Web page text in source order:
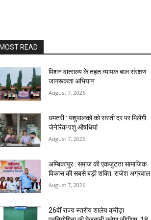
READ
मिशन वात्सल्य के तहत व्यापक बाल संरक्षण
जागरूकता अभियान
August 7, 2026
धमतरी : पशुपालकों को सस्ती दर पर मिलेंगी
जेनेरिक पशु औषधियां
August 7, 2026
अम्बिकापुर : समाज की एकजुटता सामाजिक
विकास की सबसे बड़ी शक्ति: राजेश अग्रवाल
August 7, 2026
26वीं राज्य स्तरीय शालेय क्रीड़ा